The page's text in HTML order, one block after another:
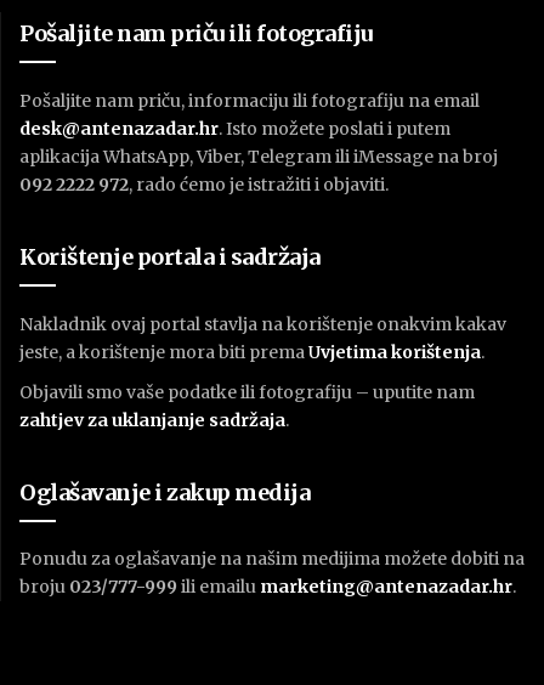
Pošaljite nam priču ili fotografiju
Pošaljite nam priču, informaciju ili fotografiju na email
desk@antenazadar.hr. Isto možete poslati i putem
aplikacija WhatsApp, Viber, Telegram ili iMessage na broj
092 2222 972, rado ćemo je istražiti i objaviti.
Korištenje portala i sadržaja
Nakladnik ovaj portal stavlja na korištenje onakvim kakav
jeste, a korištenje mora biti premaUvjetima korištenja.
Objavili smo vaše podatke ili fotografiju – uputite nam
zahtjev za uklanjanje sadržaja.
Oglašavanje i zakup medija
Ponudu za oglašavanje na našim medijima možete dobiti na
broju 023/777-999 ili emailu marketing@antenazadar.hr.